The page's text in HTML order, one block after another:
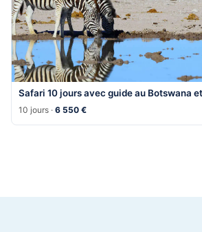
Safari 10 jours avec guide au Botswana
10 jours ·6 550 €